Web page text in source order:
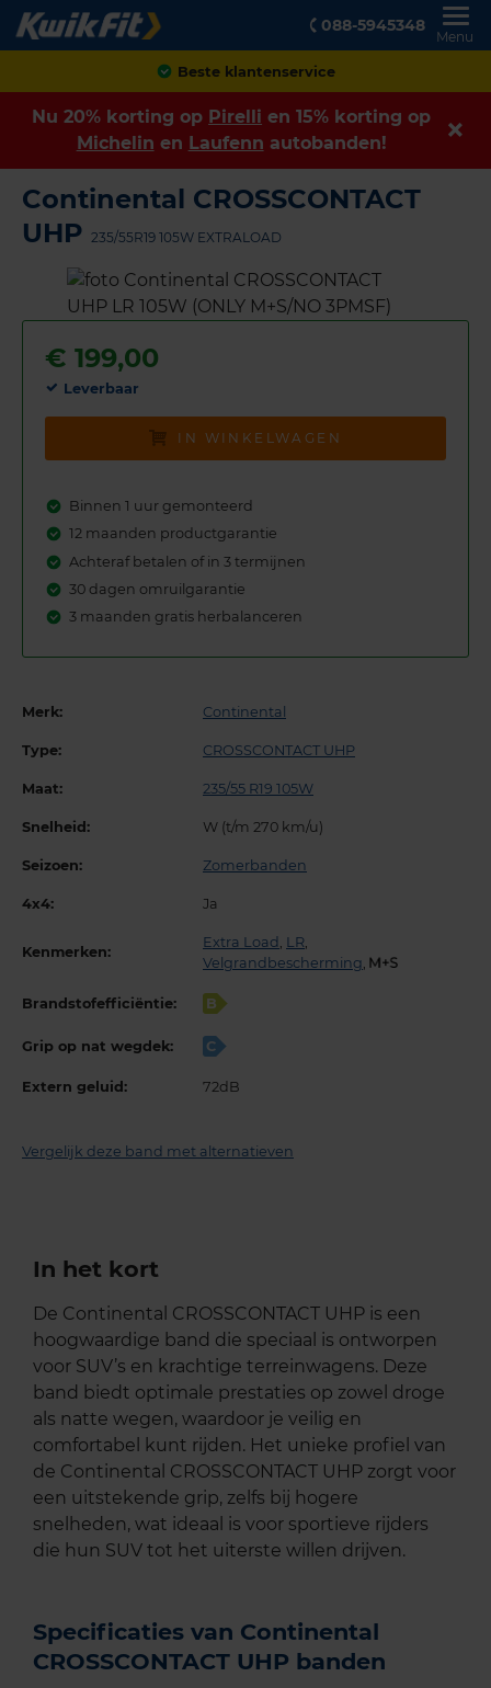
088-5945348
Menu
Beste klantenservice
Nu 20% korting op Pirelli en 15% korting op
Michelin en Laufenn autobanden!
Continental CROSSCONTACT
UHP 235/55R19 105W EXTRALOAD
€ 199,00
Leverbaar
IN WINKELWAGEN
Binnen 1 uur gemonteerd
12 maanden productgarantie
Achteraf betalen of in 3 termijnen
30 dagen omruilgarantie
3 maanden gratis herbalanceren
Merk: Continental
Type: CROSSCONTACT UHP
Maat: 235/55 R19 105W
Snelheid: W (t/m 270 km/u)
Seizoen: Zomerbanden
4x4: Ja
Kenmerken:
Extra Load LR
Velgrandbescherming
Brandstofefficiëntie: B
Grip op nat wegdek: C
Extern geluid: 72dB
Vergelijk deze band met alternatieven
In het kort
De Continental CROSSCONTACT UHP is een
hoogwaardige band die speciaal is ontworpen
voor SUV’s en krachtige terreinwagens. Deze
band biedt optimale prestaties op zowel droge
als natte wegen, waardoor je veilig en
comfortabel kunt rijden. Het unieke profiel van
de Continental CROSSCONTACT UHP zorgt voor
een uitstekende grip, zelfs bij hogere
snelheden, wat ideaal is voor sportieve rijders
die hun SUV tot het uiterste willen drijven.
Specificaties van Continental
CROSSCONTACT UHP banden